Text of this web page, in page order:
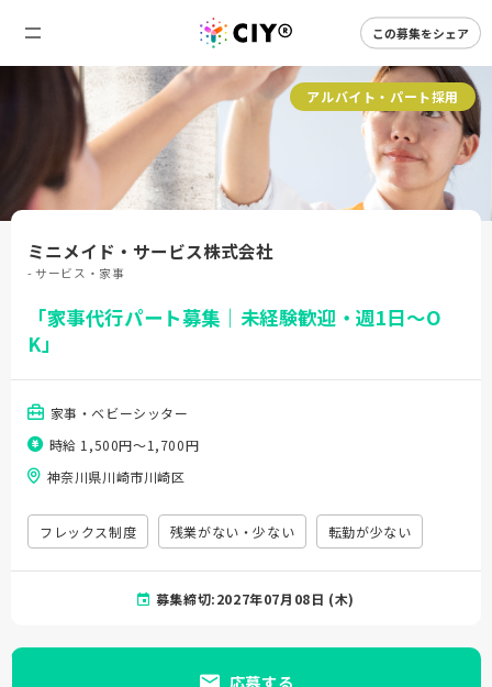
この募集をシェア
アルバイト・パート採用
ミニメイド・サービス株式会社
- サービス・家事
「家事代行パート募集｜未経験歓迎・週1日～O
K」
家事・ベビーシッター
時給 1,500円〜1,700円
神奈川県川崎市川崎区
フレックス制度 残業がない・少ない 転勤が少ない
募集締切:2027年07月08日 (木)
応募する